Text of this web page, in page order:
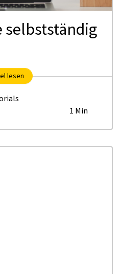
selbstständig
lesen
1 Min